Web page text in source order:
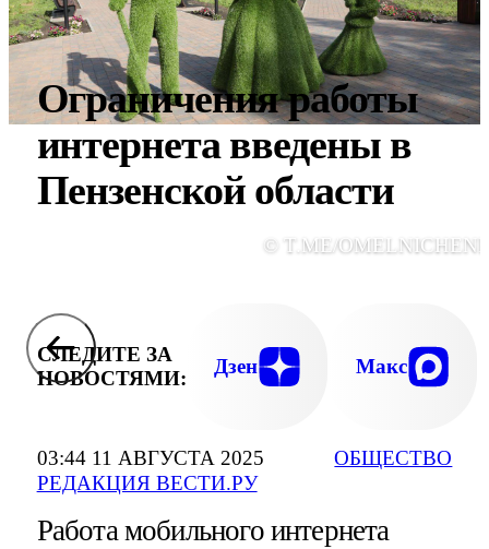
03:44 11 АВГУСТА 2025
РЕДАКЦИЯ ВЕСТИ.РУ
ОБЩЕСТВО
Ограничения работы
интернета введены в
Пензенской области
© T.ME/
СЛЕДИТЕ ЗА
НОВОСТЯМИ:
Дзен Макс
Работа мобильного интернета